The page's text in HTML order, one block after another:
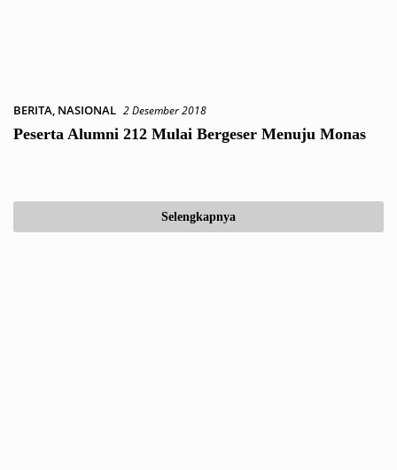
BERITA, NASIONAL 2 Desember 2018
Peserta Alumni 212 Mulai Bergeser Menuju Monas
Selengkapnya